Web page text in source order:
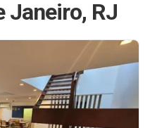
Janeiro, RJ